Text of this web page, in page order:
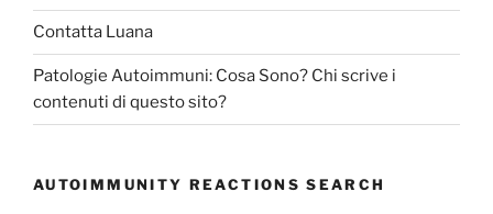
Contatta Luana
Patologie Autoimmuni: Cosa Sono? Chi scrive i
contenuti di questo sito?
AUTOIMMUNITY REACTIONS SEARCH